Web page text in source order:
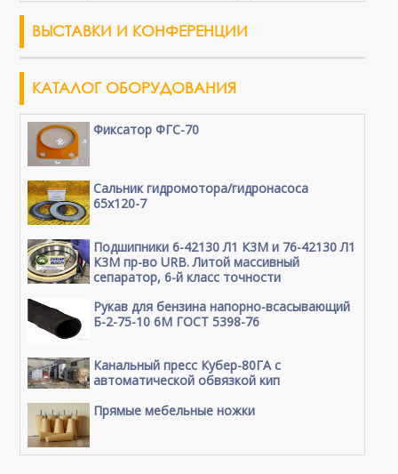
ВЫСТАВКИ И КОНФЕРЕНЦИИ
КАТАЛОГ ОБОРУДОВАНИЯ
Фиксатор ФГС-70
Сальник гидромотора/гидронасоса
65x120-7
Подшипники 6-42130 Л1 К3М и 76-42130 Л1
К3М пр-во URB. Литой массивный
сепаратор, 6-й класс точности
Рукав для бензина напорно-всасывающий
Б-2-75-10 6М ГОСТ 5398-76
Канальный пресс Кубер-80ГА с
автоматической обвязкой кип
Прямые мебельные ножки